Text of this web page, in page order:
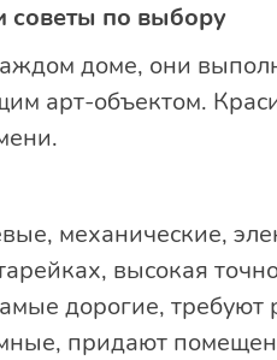
советы по выбору
доме, они
арт-объектом.
механические,
высокая
дорогие,
придают